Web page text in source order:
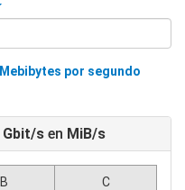
Mebibytes por segundo
Gbit/s en MiB/s
B C